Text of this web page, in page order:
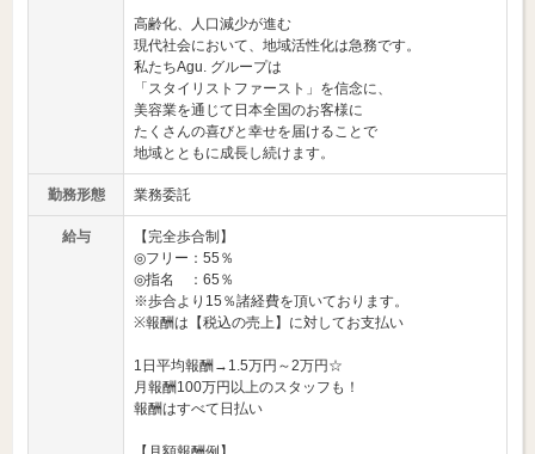
高齢化、人口減少が進む
現代社会において、地域活性化は急務です。
私たちAgu. グループは
「スタイリストファースト」を信念に、
美容業を通じて日本全国のお客様に
たくさんの喜びと幸せを届けることで
地域とともに成長し続けます。
勤務形態 業務委託
給与
【完全歩合制】
◎フリー：55％
◎指名 ：65％
※歩合より15％諸経費を頂いております。
※報酬は【税込の売上】に対してお支払い
1日平均報酬→1.5万円～2万円☆
月報酬100万円以上のスタッフも！
報酬はすべて日払い